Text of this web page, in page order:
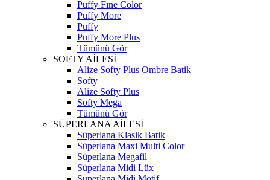
Puffy Fıne Color
Puffy More
Puffy
Puffy More Plus
Tümünü Gör
SOFTY AİLESİ
Alize Softy Plus Ombre Batik
Softy
Alize Softy Plus
Softy Mega
Tümünü Gör
SÜPERLANA AİLESİ
Süperlana Klasik Batik
Süperlana Maxi Multi Color
Süperlana Megafil
Süperlana Midi Lüx